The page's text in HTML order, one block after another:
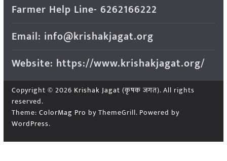
Farmer Help Line- 6262166222
Email: info@krishakjagat.org
Website: https://www.krishakjagat.org/
Copyright © 2026 Krishak Jagat (कृषक जगत). All rights
reserved.
Theme: ColorMag Pro by ThemeGrill. Powered by
WordPress.